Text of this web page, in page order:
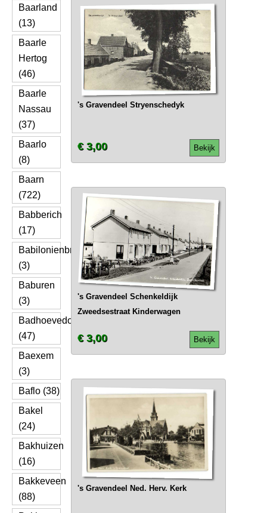
Baarland
(13)
Baarle
Hertog
(46)
Baarle
Nassau
(37)
Baarlo
(8)
Baarn
(722)
Babberich
(17)
Babilonienbroek
(3)
Baburen
(3)
Badhoevedorp
(47)
Baexem
(3)
Baflo (38)
Bakel
(24)
Bakhuizen
(16)
Bakkeveen
(88)
's Gravendeel Stryenschedyk
Bekijk
€ 3,00
's Gravendeel Schenkeldijk
Zweedsestraat Kinderwagen
Bekijk
€ 3,00
's Gravendeel Ned. Herv. Kerk